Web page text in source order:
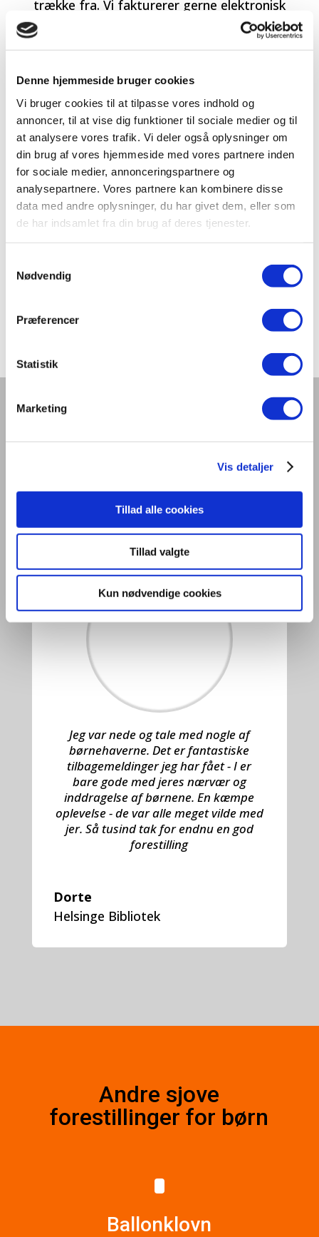
Denne hjemmeside bruger cookies
Vi bruger cookies til at tilpasse vores indhold og
annoncer, til at vise dig funktioner til sociale medier og til
at analysere vores trafik. Vi deler også oplysninger om
din brug af vores hjemmeside med vores partnere inden
for sociale medier, annonceringspartnere og
analysepartnere. Vores partnere kan kombinere disse
data med andre oplysninger, du har givet dem, eller som
de har indsamlet fra din brug af deres tjenester.
Nødvendig
Præferencer
Statistik
Marketing
Vis detaljer
Tillad alle cookies
Tillad valgte
Kun nødvendige cookies
trække fra. Vi fakturerer gerne elektronisk
Teknik & pladskrav
Vi skal bruge et alm. 220/230V stik, der
skal være højst 10 meter fra scenen. Der
anvendes en smule ild og endnu mindre
røg i forestillingen. En rigtig scene er ikke
et fællesrum, på en stue eller i en
meter i bredden og 4 meter i dybden
Hvad siger publikum om den
store tryllekunstner og hans
Jeg var nede og tale med nogle af
børnehaverne. Det er fantastiske
tilbagemeldinger jeg har fået - I er
bare gode med jeres nærvær og
inddragelse af børnene. En kæmpe
oplevelse - de var alle meget vilde med
jer. Så tusind tak for endnu en god
forestilling
Dorte
Helsinge Bibliotek
Andre sjove
forestillinger for børn
Ballonklovn